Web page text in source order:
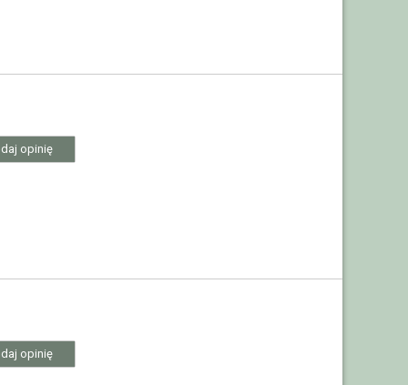
opinię
opinię